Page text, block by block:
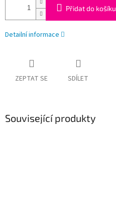
Přidat do košíku
Detailní informace
ZEPTAT SE SDÍLET
Související produkty